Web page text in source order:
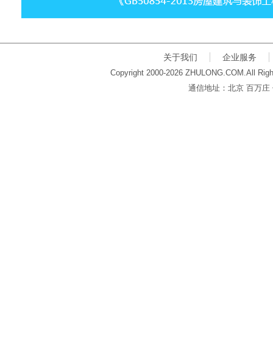
关于我们 企业服务
Copyright 2000-2026 ZHULONG.COM.All
通信地址：北京 百万